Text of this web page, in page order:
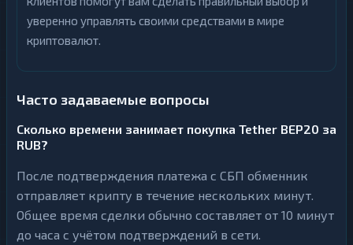
уверенно управлять своими средствами в мире
криптовалют.
Часто задаваемые вопросы
Сколько времени занимает покупка Tether BEP20 за
RUB?
После подтверждения платежа с СБП обменник
отправляет крипту в течение нескольких минут.
Общее время сделки обычно составляет от 10 минут
до часа с учётом подтверждений в сети.